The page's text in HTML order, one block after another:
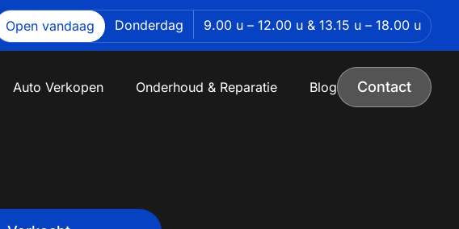
Open vandaag Donderdag 9.00 u – 12.00 u & 13.15 u – 18.00 u
Auto Verkopen Onderhoud & Reparatie Blog Contact